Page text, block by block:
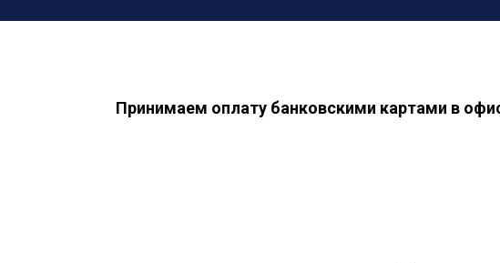
Принимаем оплату банковскими картами в